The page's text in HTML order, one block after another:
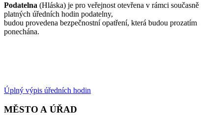
Podatelna (Hláska) je pro veřejnost otevřena v rámci současně
platných úředních hodin podatelny,
budou provedena bezpečnostní opatření, která budou prozatím
ponechána.
Úplný výpis úředních hodin
MĚSTO A ÚŘAD